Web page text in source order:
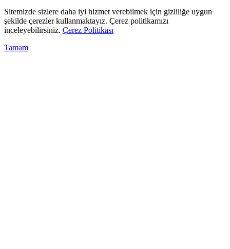
Sitemizde sizlere daha iyi hizmet verebilmek için gizliliğe uygun
şekilde çerezler kullanmaktayız. Çerez politikamızı
inceleyebilirsiniz. Çerez Politikası
Tamam